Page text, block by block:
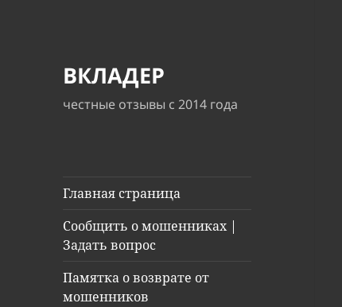
ВКЛАДЕР
честные отзывы с 2014 года
Главная страница
Сообщить о мошенниках |
Задать вопрос
Памятка о возврате от
мошенников